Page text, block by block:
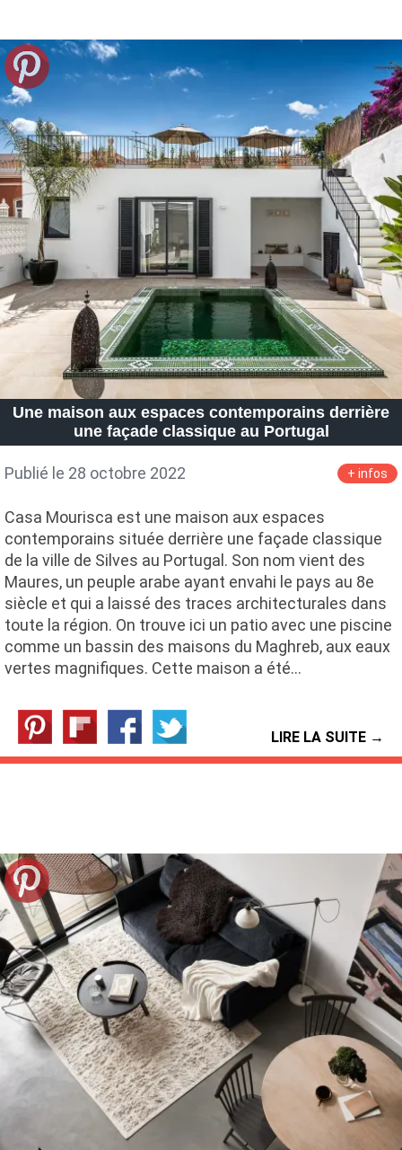
Une maison aux espaces contemporains derrière
une façade classique au Portugal
Publié le 28 octobre 2022 + infos
Casa Mourisca est une maison aux espaces
contemporains située derrière une façade classique
de la ville de Silves au Portugal. Son nom vient des
Maures, un peuple arabe ayant envahi le pays au 8e
siècle et qui a laissé des traces architecturales dans
toute la région. On trouve ici un patio avec une piscine
comme un bassin des maisons du Maghreb, aux eaux
vertes magnifiques. Cette maison a été…
LIRE LA SUITE →